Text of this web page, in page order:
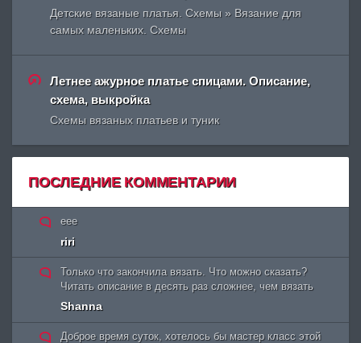
Детские вязаные платья. Схемы » Вязание для
самых маленьких. Схемы
Летнее ажурное платье спицами. Описание,
схема, выкройка
Схемы вязаных платьев и туник
ПОСЛЕДНИЕ КОММЕНТАРИИ
eee
riri
Только что закончила вязать. Что можно сказать?
Читать описание в десять раз сложнее, чем вязать
Shanna
Доброе время суток, хотелось бы мастер класс этой